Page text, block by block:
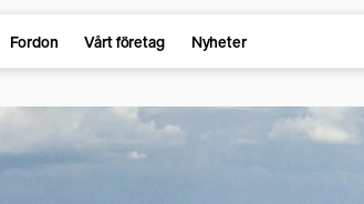
Fordon Vårt företag Nyheter